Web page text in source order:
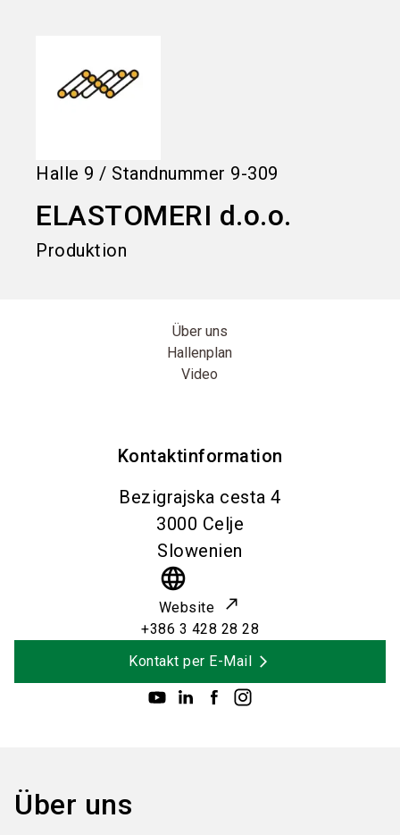
Halle 9 / Standnummer 9-309
ELASTOMERI d.o.o.
Produktion
Über uns
Hallenplan
Video
Kontaktinformation
Bezigrajska cesta 4
3000 Celje
Slowenien
language
Website
+386 3 428 28 28
Kontakt per E-Mail
Über uns